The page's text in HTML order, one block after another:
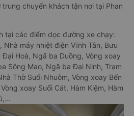
chuyển khách tận nơi tại Phan
tại các điểm dọc đường xe chạy:
Nhà máy nhiệt điện Vĩnh Tân, Bưu
Đại Hoà, Ngã ba Duồng, Vòng xoay
Sông Mao, Ngã ba Đại Ninh, Trạm
Thờ Suối Nhuôm, Vòng xoay Bến
xoay Suối Cát, Hàm Kiệm, Hàm